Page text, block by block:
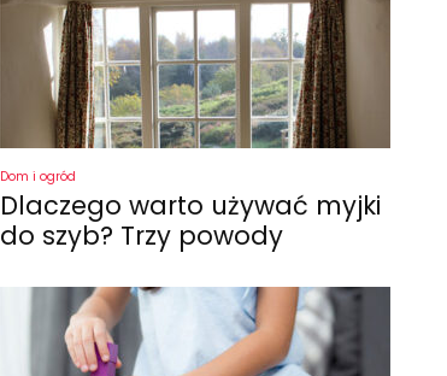
Dom i ogród
Dlaczego warto używać myjki
do szyb? Trzy powody